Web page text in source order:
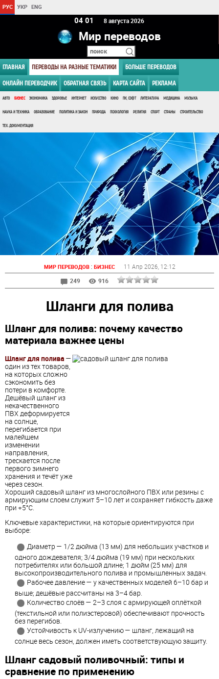
РУС УКР ENG
04:01 8 августа 2026
Мир переводов
ГЛАВНАЯ ПЕРЕВОДЫ НА РАЗНЫЕ ТЕМАТИКИ БОЛЬШЕ ПЕРЕВОДОВ
ОНЛАЙН ПЕРЕВОДЧИК ОБРАТНАЯ СВЯЗЬ КАРТА САЙТА РЕКЛАМА
АВТО БИЗНЕС ЭКОНОМИКА ЗДОРОВЬЕ ИНТЕРНЕТ ИСКУССТВО КИНО ПК, СОФТ ЛИТЕРАТУРА МЕДИЦИНА МУЗЫКА
НАУКА И ТЕХНИКА ОБРАЗОВАНИЕ ПОЛИТИКА И ЗАКОН ПРИРОДА ПСИХОЛОГИЯ РЕЛИГИЯ СПОРТ СТРАНЫ СТРОИТЕЛЬСТВО
ТЕХ. ДОКУМЕНТАЦИЯ
МИР ПЕРЕВОДОВ: БИЗНЕС 11 Апр 2026 , 12:12
249
916
Шланги для полива
Шланг для полива: почему качество
материала важнее цены
Шланг для полива —
один из тех товаров,
на которых сложно
сэкономить без
потери в комфорте.
Дешёвый шланг из
некачественного
ПВХ деформируется
на солнце,
перегибается при
малейшем
изменении
направления,
трескается после
первого зимнего
хранения и течёт уже
через сезон.
Хороший садовый шланг из многослойного ПВХ или резины с
армирующим слоем служит 5–10 лет и сохраняет гибкость даже
при +5°C.
Ключевые характеристики, на которые ориентируются при
выборе:
Диаметр — 1/2 дюйма (13 мм) для небольших участков и
одного дождевателя; 3/4 дюйма (19 мм) при нескольких
потребителях или большой длине; 1 дюйм (25 мм) для
высокопроизводительного полива и промышленных задач.
Рабочее давление — у качественных моделей 6–10 бар и
выше; дешёвые рассчитаны на 3–4 бар.
Количество слоёв — 2–3 слоя с армирующей оплёткой
(текстильной или полиэстеровой) обеспечивают прочность
без перегибов.
Устойчивость к UV-излучению — шланг, лежащий на
солнце весь сезон, должен иметь соответствующую защиту.
Шланг садовый поливочный: типы и
сравнение по применению